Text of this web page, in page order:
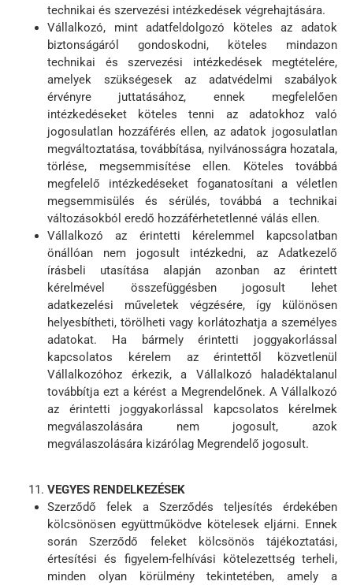
technikai és szervezési intézkedések végrehajtására.
Vállalkozó, mint adatfeldolgozó köteles az adatok
biztonságáról gondoskodni, köteles mindazon
technikai és szervezési intézkedések megtételére,
amelyek szükségesek az adatvédelmi szabályok
érvényre juttatásához, ennek megfelelően
intézkedéseket köteles tenni az adatokhoz való
jogosulatlan hozzáférés ellen, az adatok jogosulatlan
megváltoztatása, továbbítása, nyilvánosságra hozatala,
törlése, megsemmisítése ellen. Köteles továbbá
megfelelő intézkedéseket foganatosítani a véletlen
megsemmisülés és sérülés, továbbá a technikai
változásokból eredő hozzáférhetetlenné válás ellen.
Vállalkozó az érintetti kérelemmel kapcsolatban
önállóan nem jogosult intézkedni, az Adatkezelő
írásbeli utasítása alapján azonban az érintett
kérelmével összefüggésben jogosult lehet
adatkezelési műveletek végzésére, így különösen
helyesbítheti, törölheti vagy korlátozhatja a személyes
adatokat. Ha bármely érintetti joggyakorlással
kapcsolatos kérelem az érintettől közvetlenül
Vállalkozóhoz érkezik, a Vállalkozó haladéktalanul
továbbítja ezt a kérést a Megrendelőnek. A Vállalkozó
az érintetti joggyakorlással kapcsolatos kérelmek
megválaszolására nem jogosult, azok
megválaszolására kizárólag Megrendelő jogosult.
VEGYES RENDELKEZÉSEK
Szerződő felek a Szerződés teljesítés érdekében
kölcsönösen együttműködve kötelesek eljárni. Ennek
során Szerződő feleket kölcsönös tájékoztatási,
értesítési és figyelem-felhívási kötelezettség terheli,
minden olyan körülmény tekintetében, amely a